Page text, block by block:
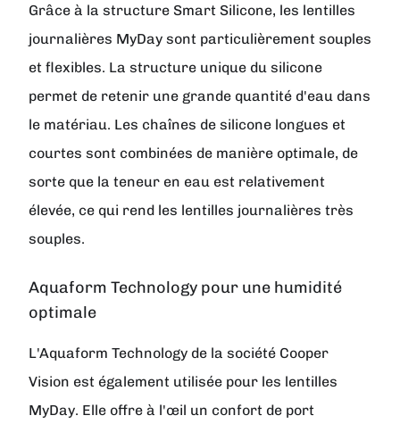
Grâce à la structure Smart Silicone, les lentilles
journalières MyDay sont particulièrement souples
et flexibles. La structure unique du silicone
permet de retenir une grande quantité d'eau dans
le matériau. Les chaînes de silicone longues et
courtes sont combinées de manière optimale, de
sorte que la teneur en eau est relativement
élevée, ce qui rend les lentilles journalières très
souples.
Aquaform Technology pour une humidité
optimale
L'Aquaform Technology de la société Cooper
Vision est également utilisée pour les lentilles
MyDay. Elle offre à l'œil un confort de port